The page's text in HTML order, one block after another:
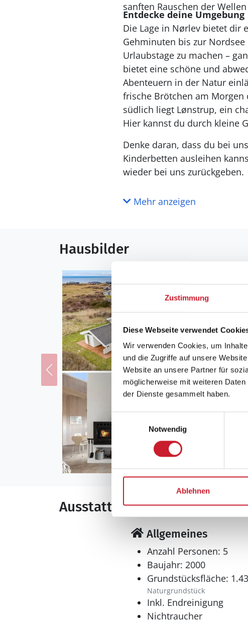
Zustimmung
Diese Webseite verwendet
Wir verwenden Cookies, um
und die Zugriffe auf unsere
Website an unsere Partner für
möglicherweise mit weiteren
der Dienste gesammelt haben.
Notwendig
Ablehnen
sanften Rauschen der
Entdecke deine Umgebung
Die Lage in Nørlev bietet dir
Gehminuten bis zur
Urlaubstage zu machen –
bietet eine schöne und
Abenteuern in der Natur
frische Brötchen am Morgen
südlich liegt Lønstrup, ein
Hier kannst du durch kleine
Denke daran, dass du bei
Kinderbetten ausleihen
wieder bei uns zurückgeben.
Mehr anzeigen
Hausbilder
Ausstattung
Allgemeines
Anzahl Personen: 5
Baujahr: 2000
Grundstücksfläche:
Naturgrundstück
Inkl. Endreinigung
Nichtraucher